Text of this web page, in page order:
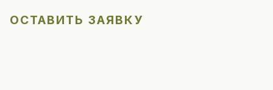
ОСТАВИТЬ ЗАЯВКУ